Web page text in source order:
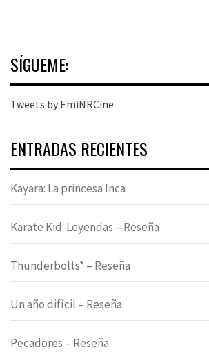
SÍGUEME:
Tweets by EmiNRCine
ENTRADAS RECIENTES
Kayara: La princesa Inca
Karate Kid: Leyendas – Reseña
Thunderbolts* – Reseña
Un año difícil – Reseña
Pecadores – Reseña